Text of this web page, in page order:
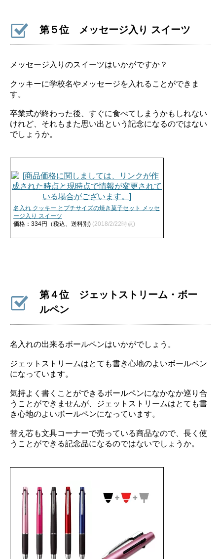
第５位 メッセージ入り スイーツ
メッセージ入りのスイーツはいかがですか？
クッキーに学校名やメッセージを入れることができま
す。
卒業式が終わった後、すぐに食べてしまうかもしれない
けれど、それもまた思い出という記念になるのではない
でしょうか。
名入れ クッキー とプチサイズの焼き菓子セット メッセ
ージ入り スイーツ
価格：334円（税込、送料別) (2018/2/22時点)
第４位 ジェットストリーム・ボー
ルペン
名入れの出来るボールペンはいかがでしょう。
ジェットストリームはとても書き心地のよいボールペン
になっています。
気持よく書くことができるボールペンになかなか巡り合
うことができませんが、ジェットストリームはとても書
き心地のよいボールペンになっています。
替え芯も文具コーナーで売っている商品なので、長く使
うことができる記念品になるのではないでしょうか。